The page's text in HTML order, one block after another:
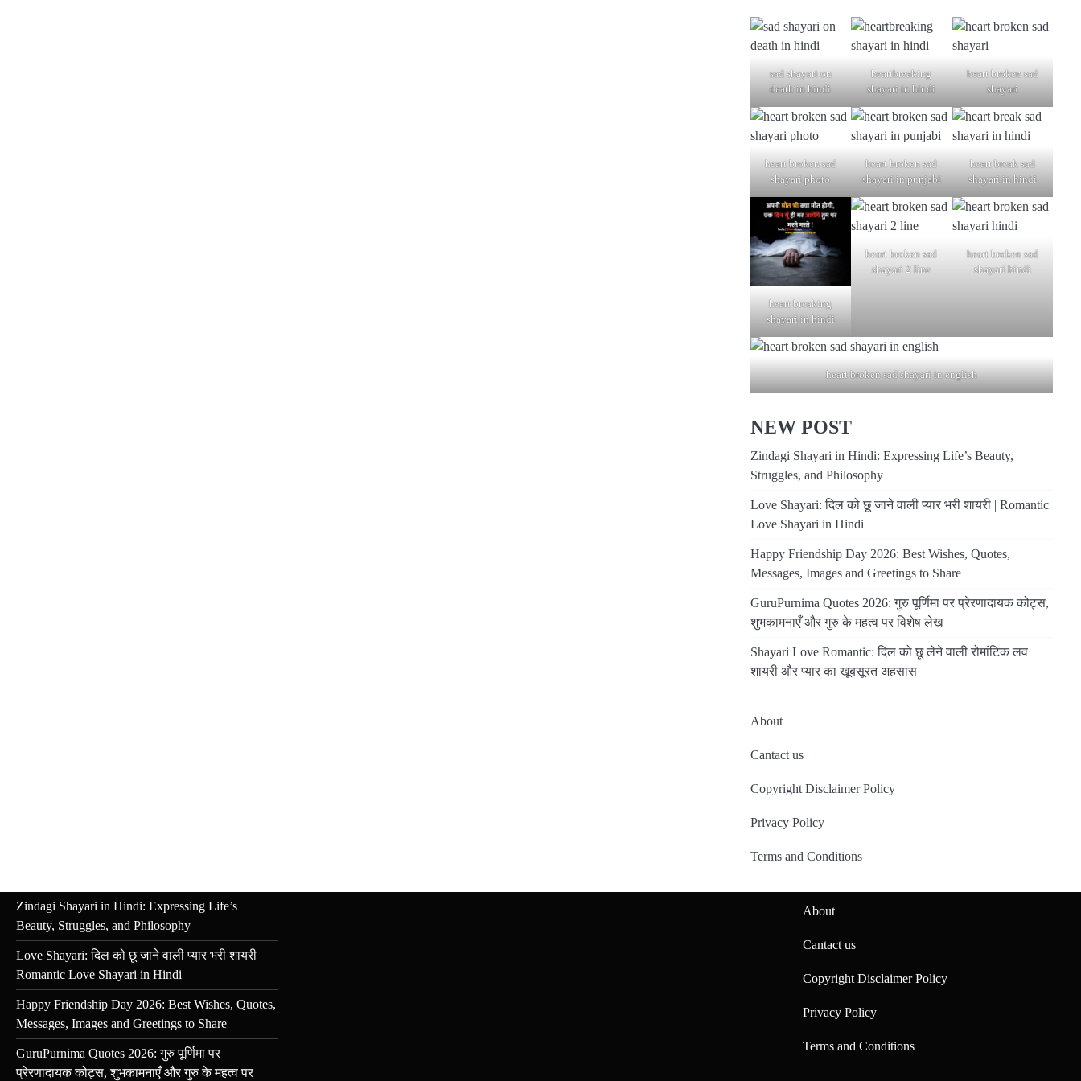
sad shayari on
death in hindi
heartbreaking
shayari in hindi
heart broken sad
shayari
heart broken sad
shayari photo
heart broken sad
shayari in punjabi
heart break sad
shayari in hindi
heart breaking
shayari in hindi
heart broken sad
shayari 2 line
heart broken sad
shayari hindi
heart broken sad shayari in english
NEW POST
Zindagi Shayari in Hindi: Expressing Life’s Beauty,
Struggles, and Philosophy
Love Shayari: दिल को छू जाने वाली प्यार भरी शायरी | Romantic
Love Shayari in Hindi
Happy Friendship Day 2026: Best Wishes, Quotes,
Messages, Images and Greetings to Share
GuruPurnima Quotes 2026: गुरु पूर्णिमा पर प्रेरणादायक कोट्स,
शुभकामनाएँ और गुरु के महत्व पर विशेष लेख
Shayari Love Romantic: दिल को छू लेने वाली रोमांटिक लव
शायरी और प्यार का खूबसूरत अहसास
About
Cantact us
Copyright Disclaimer Policy
Privacy Policy
Terms and Conditions
Zindagi Shayari in Hindi: Expressing Life’s
Beauty, Struggles, and Philosophy
Love Shayari: दिल को छू जाने वाली प्यार भरी शायरी |
Romantic Love Shayari in Hindi
Happy Friendship Day 2026: Best Wishes, Quotes,
Messages, Images and Greetings to Share
GuruPurnima Quotes 2026: गुरु पूर्णिमा पर
प्रेरणादायक कोट्स, शुभकामनाएँ और गुरु के महत्व पर
About
Cantact us
Copyright Disclaimer Policy
Privacy Policy
Terms and Conditions